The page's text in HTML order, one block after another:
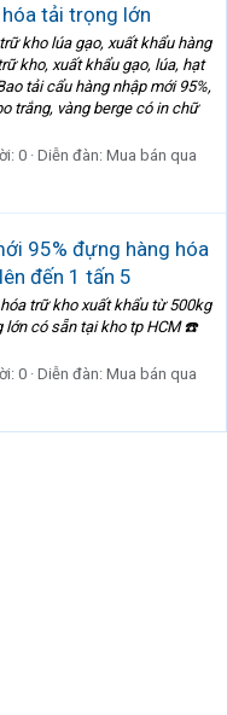
tải trọng lớn
kho lúa gạo, xuất khẩu hàng
kho, xuất khẩu gạo, lúa, hạt
tải cẩu hàng nhập mới 95%,
trắng, vàng berge có in chữ
0 Diễn đàn: Mua bán qua
95% đựng hàng hóa
đến 1 tấn 5
trữ kho xuất khẩu từ 500kg
lớn có sẵn tại kho tp HCM ☎️
0 Diễn đàn: Mua bán qua